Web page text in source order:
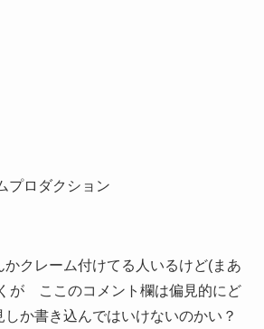
プロダクション
かクレーム付けてる人いるけど(まあ
が ここのコメント欄は偏見的にど
か書き込んではいけないのかい？